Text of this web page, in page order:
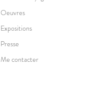
Oeuvres
Expositions
Presse
Me contacter